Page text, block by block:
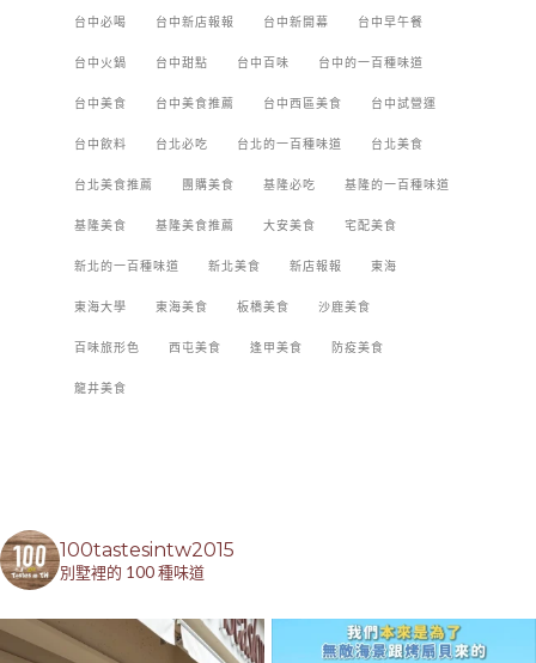
台中必喝 台中新店報報 台中新開幕 台中早午餐
台中火鍋 台中甜點 台中百味 台中的一百種味道
台中美食 台中美食推薦 台中西區美食 台中試營運
台中飲料 台北必吃 台北的一百種味道 台北美食
台北美食推薦 團購美食 基隆必吃 基隆的一百種味道
基隆美食 基隆美食推薦 大安美食 宅配美食
新北的一百種味道 新北美食 新店報報 東海
東海大學 東海美食 板橋美食 沙鹿美食
百味旅形色 西屯美食 逢甲美食 防疫美食
龍井美食
100tastesintw2015
別墅裡的 100 種味道